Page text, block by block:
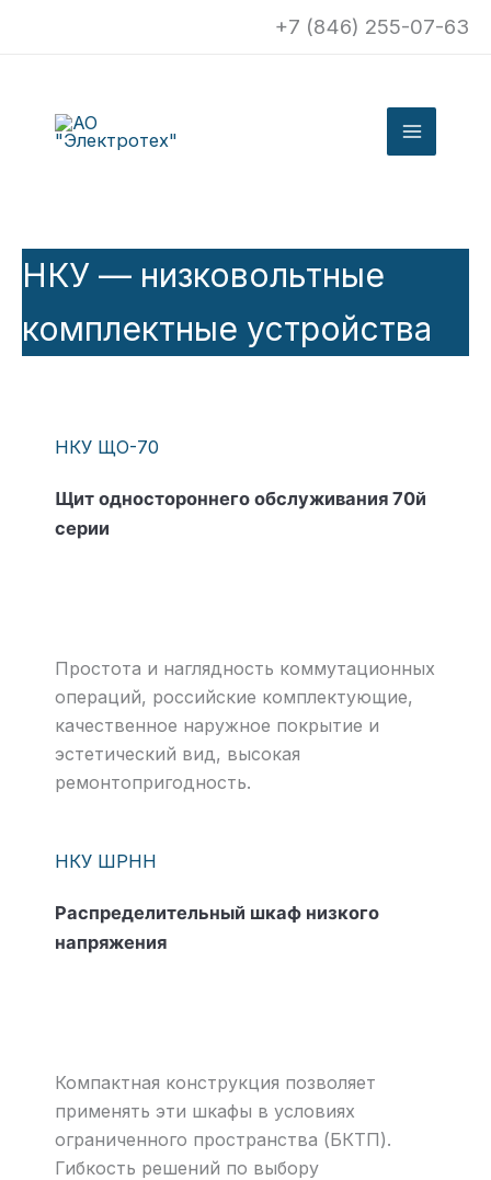
+7 (846) 255-07-63
НКУ — низковольтные
комплектные устройства
НКУ ЩО-70
Щит одностороннего обслуживания 70й
серии
Простота и наглядность коммутационных
операций, российские комплектующие,
качественное наружное покрытие и
эстетический вид, высокая
ремонтопригодность.
НКУ ШРНН
Распределительный шкаф низкого
напряжения
Компактная конструкция позволяет
применять эти шкафы в условиях
ограниченного пространства (БКТП).
Гибкость решений по выбору